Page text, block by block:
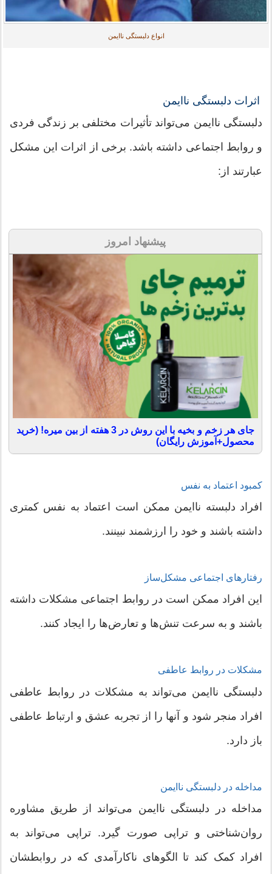
انواع دلبستگی ناایمن
اثرات دلبستگی ناایمن
دلبستگی ناایمن می‌تواند تأثیرات مختلفی بر زندگی فردی
و روابط اجتماعی داشته باشد. برخی از اثرات این مشکل
عبارتند از:
پیشنهاد امروز
جای هر زخم و بخیه با این روش در 3 هفته از بین میره! (خرید
محصول+آموزش رایگان)
کمبود اعتماد به نفس
افراد دلبسته ناایمن ممکن است اعتماد به نفس کمتری
داشته باشند و خود را ارزشمند نبینند.
رفتارهای اجتماعی مشکل‌ساز
این افراد ممکن است در روابط اجتماعی مشکلات داشته
باشند و به سرعت تنش‌ها و تعارض‌ها را ایجاد کنند.
مشکلات در روابط عاطفی
دلبستگی ناایمن می‌تواند به مشکلات در روابط عاطفی
افراد منجر شود و آنها را از تجربه عشق و ارتباط عاطفی
باز دارد.
مداخله در دلبستگی ناایمن
مداخله در دلبستگی ناایمن می‌تواند از طریق مشاوره
روان‌شناختی و تراپی صورت گیرد. تراپی می‌تواند به
افراد کمک کند تا الگوهای ناکارآمدی که در روابطشان